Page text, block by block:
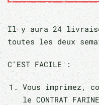
Il y aura 24
toutes les deux
C'EST FACILE :
Vous imprimez,
le CONTRAT